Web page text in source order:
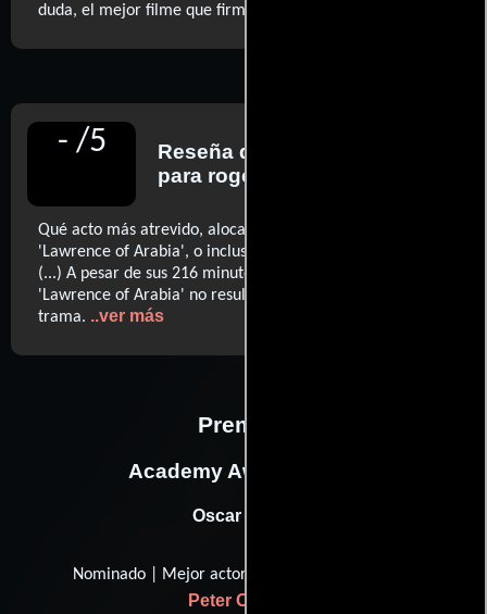
duda, el mejor filme que firmó David Lean.
- /5 Reseña de
para rogerebert.com
Qué acto más atrevido, alocado y genial fue hacer
'Lawrence of Arabia', o incluso pensar que se podía hacer
(...) A pesar de sus 216 minutos, más el entreacto,
'Lawrence of Arabia' no resulta densa con detalles de la
trama. ..ver más
Premios
Academy Awards, USA
Oscar (1963)
Nominado | Mejor actor en un papel líder
Peter O'Toole